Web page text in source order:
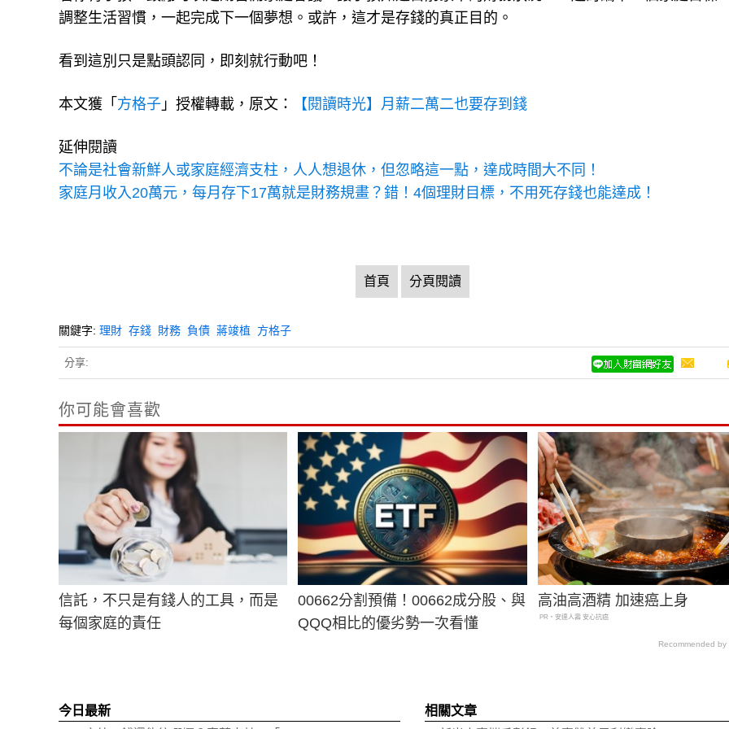
調整生活習慣，一起完成下一個夢想。或許，這才是存錢的真正目的。
看到這別只是點頭認同，即刻就行動吧！
本文獲「 方格子 」授權轉載，原文： 【閱讀時光】月薪二萬二也要存到錢
延伸閱讀
不論是社會新鮮人或家庭經濟支柱，人人想退休，但忽略這一點，達成時間大不同！
家庭月收入20萬元，每月存下17萬就是財務規畫？錯！4個理財目標，不用死存錢也能達成！
首頁 分頁閱讀
關鍵字: 理財 存錢 財務 負債 蔣竣植 方格子
分享:
你可能會喜歡
信託，不只是有錢人的工具，而是
每個家庭的責任
00662分割預備！00662成分股、與
QQQ相比的優劣勢一次看懂
高油高酒精 加速癌上身
PR・安達人壽 安心抗癌
Recommended by
今日最新
相關文章